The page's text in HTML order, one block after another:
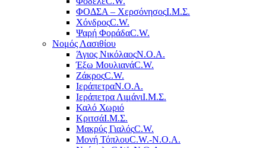
ΦΟΔΣΑ – ΧερσόνησοςΙ.Μ.Σ.
ΧόνδροςC.W.
Ψαρή ΦοράδαC.W.
Νομός Λασιθίου
Άγιος ΝικόλαοςΝ.Ο.Α.
Έξω ΜουλιανάC.W.
ΖάκροςC.W.
ΙεράπετραΝ.Ο.Α.
Ιεράπετρα ΛιμάνιΙ.Μ.Σ.
Καλό Χωριό
ΚριτσάΙ.Μ.Σ.
Μακρύς ΓιαλόςC.W.
Μονή ΤόπλουC.W.-Ν.Ο.Α.